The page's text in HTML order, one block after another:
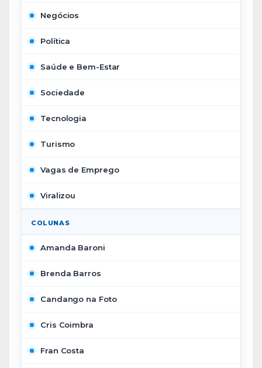
Negócios
Política
Saúde e Bem-Estar
Sociedade
Tecnologia
Turismo
Vagas de Emprego
Viralizou
COLUNAS
Amanda Baroni
Brenda Barros
Candango na Foto
Cris Coimbra
Fran Costa